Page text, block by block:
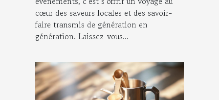
cœur des saveurs locales et des savoir-
faire transmis de génération en
génération. Laissez-vous...